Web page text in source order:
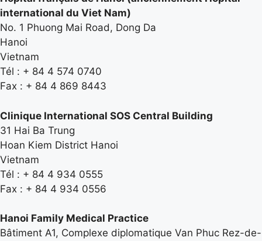
international du Viet Nam)
No. 1 Phuong Mai Road, Dong Da
Hanoi
Vietnam
Tél : + 84 4 574 0740
Fax : + 84 4 869 8443
Clinique International SOS Central Building
31 Hai Ba Trung
Hoan Kiem District Hanoi
Vietnam
Tél : + 84 4 934 0555
Fax : + 84 4 934 0556
Hanoi Family Medical Practice
Bâtiment A1, Complexe diplomatique Van Phuc Rez-de-